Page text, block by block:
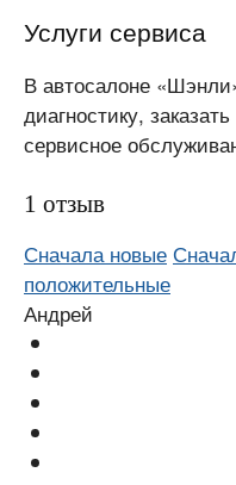
Услуги сервиса
В автосалоне
диагностику,
сервисное
1 отзыв
Сначала новые
положительные
Андрей